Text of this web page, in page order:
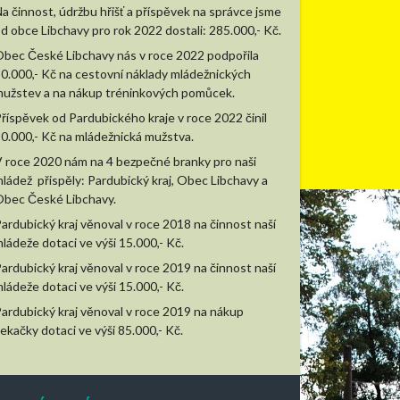
činnost, údržbu hřišť a příspěvek na správce jsme
obce Libchavy pro rok 2022 dostali: 285.000,- Kč.
České Libchavy nás v roce 2022 podpořila
Kč na cestovní náklady mládežnických
a na nákup tréninkových pomůcek.
od Pardubického kraje v roce 2022 činil
Kč na mládežnická mužstva.
roce 2020 nám na 4 bezpečné branky pro naši
přispěly: Pardubický kraj, Obec Libchavy a
České Libchavy.
kraj věnoval v roce 2018 na činnost naší
dotaci ve výši 15.000,- Kč.
kraj věnoval v roce 2019 na činnost naší
dotaci ve výši 15.000,- Kč.
kraj věnoval v roce 2019 na nákup
dotaci ve výši 85.000,- Kč.